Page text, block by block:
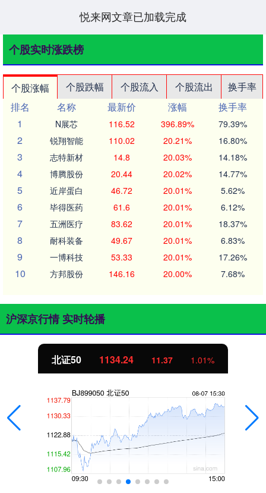
悦来网文章已加载完成
个股实时涨跌榜
个股涨幅 个股跌幅 个股流入 个股流出
换手率
排名
名称 最新价 涨幅
换手率
1
N展芯 116.52 396.89% 79.39%
2 锐翔智能 110.02 20.21% 16.80%
3 志特新材 14.8 20.03% 14.18%
4 博腾股份 20.44 20.02% 14.77%
5 近岸蛋白 46.72 20.01% 5.62%
6 毕得医药 61.6 20.01% 6.12%
7 五洲医疗 83.62 20.01% 18.37%
8 耐科装备 49.67 20.01% 6.83%
9 一博科技 53.33 20.01% 17.26%
10 方邦股份 146.16 20.00% 7.68%
沪深京行情 实时轮播
北证50 1134.24 11.37 1.01%